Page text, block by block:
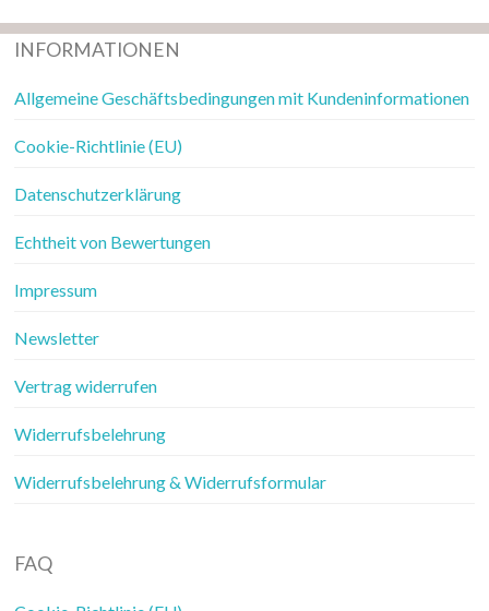
INFORMATIONEN
Allgemeine Geschäftsbedingungen mit Kundeninformationen
Cookie-Richtlinie (EU)
Datenschutzerklärung
Echtheit von Bewertungen
Impressum
Newsletter
Vertrag widerrufen
Widerrufsbelehrung
Widerrufsbelehrung & Widerrufsformular
FAQ